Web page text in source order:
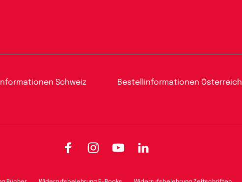
Schweiz Bestellinformationen Österreich
FacebookInstagramYouTubeLinkedIn